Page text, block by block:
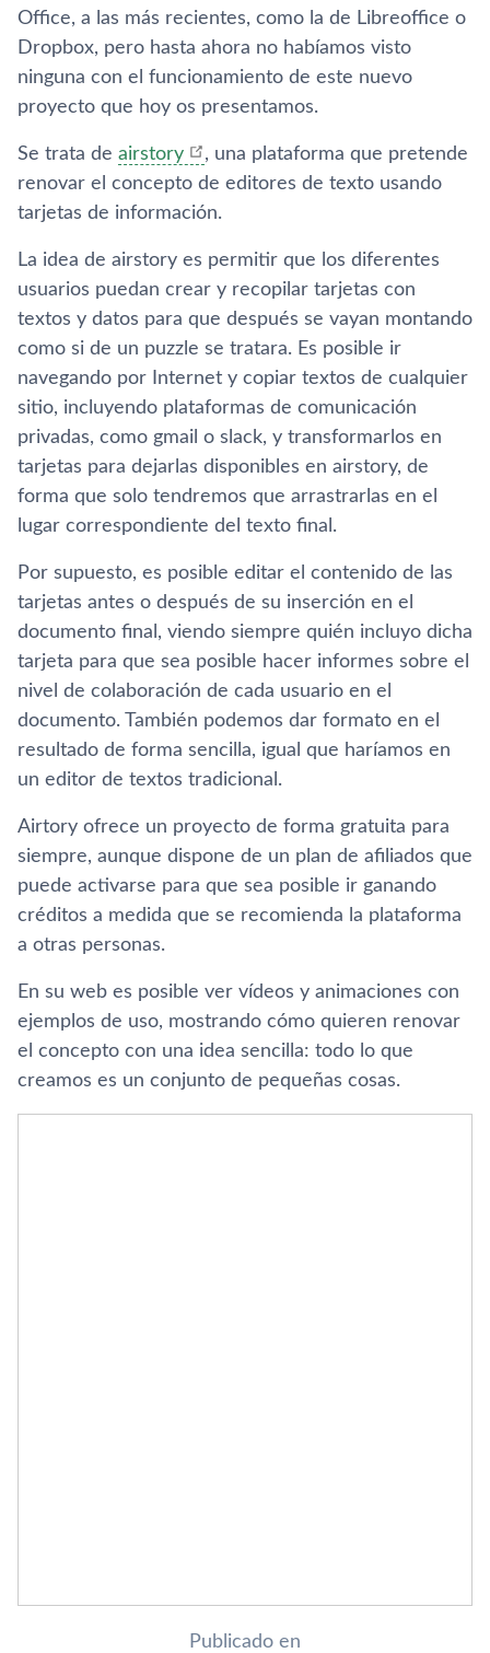
Office, a las más recientes, como la de Libreoffice o
Dropbox, pero hasta ahora no habí­amos visto
ninguna con el funcionamiento de este nuevo
proyecto que hoy os presentamos.
Se trata de airstory
, una plataforma que pretende
renovar el concepto de editores de texto usando
tarjetas de información.
La idea de airstory es permitir que los diferentes
usuarios puedan crear y recopilar tarjetas con
textos y datos para que después se vayan montando
como si de un puzzle se tratara. Es posible ir
navegando por Internet y copiar textos de cualquier
sitio, incluyendo plataformas de comunicación
privadas, como gmail o slack, y transformarlos en
tarjetas para dejarlas disponibles en airstory, de
forma que solo tendremos que arrastrarlas en el
lugar correspondiente del texto final.
Por supuesto, es posible editar el contenido de las
tarjetas antes o después de su inserción en el
documento final, viendo siempre quién incluyo dicha
tarjeta para que sea posible hacer informes sobre el
nivel de colaboración de cada usuario en el
documento. También podemos dar formato en el
resultado de forma sencilla, igual que harí­amos en
un editor de textos tradicional.
Airtory ofrece un proyecto de forma gratuita para
siempre, aunque dispone de un plan de afiliados que
puede activarse para que sea posible ir ganando
créditos a medida que se recomienda la plataforma
a otras personas.
En su web es posible ver ví­deos y animaciones con
ejemplos de uso, mostrando cómo quieren renovar
el concepto con una idea sencilla: todo lo que
creamos es un conjunto de pequeñas cosas.
Publicado en